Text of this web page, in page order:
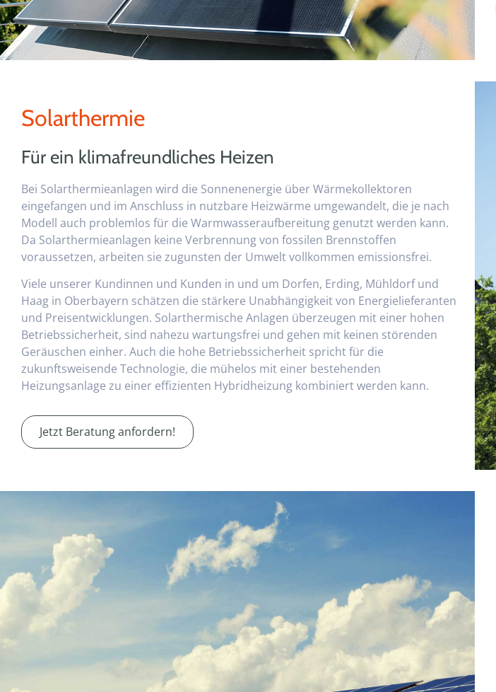
Solarthermie
Für ein klimafreundliches Heizen
Bei Solarthermieanlagen wird die Sonnenenergie über Wärmekollektoren
eingefangen und im Anschluss in nutzbare Heizwärme umgewandelt, die je nach
Modell auch problemlos für die Warmwasseraufbereitung genutzt werden kann.
Da Solarthermieanlagen keine Verbrennung von fossilen Brennstoffen
voraussetzen, arbeiten sie zugunsten der Umwelt vollkommen emissionsfrei.
Viele unserer Kundinnen und Kunden in und um Dorfen, Erding, Mühldorf und
Haag in Oberbayern schätzen die stärkere Unabhängigkeit von Energielieferanten
und Preisentwicklungen. Solarthermische Anlagen überzeugen mit einer hohen
Betriebssicherheit, sind nahezu wartungsfrei und gehen mit keinen störenden
Geräuschen einher. Auch die hohe Betriebssicherheit spricht für die
zukunftsweisende Technologie, die mühelos mit einer bestehenden
Heizungsanlage zu einer effizienten Hybridheizung kombiniert werden kann.
Jetzt Beratung anfordern!